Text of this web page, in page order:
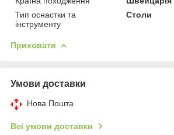
Тип оснастки та
інструменту
Столи
Приховати
Умови доставки
Нова Пошта
Всі умови доставки